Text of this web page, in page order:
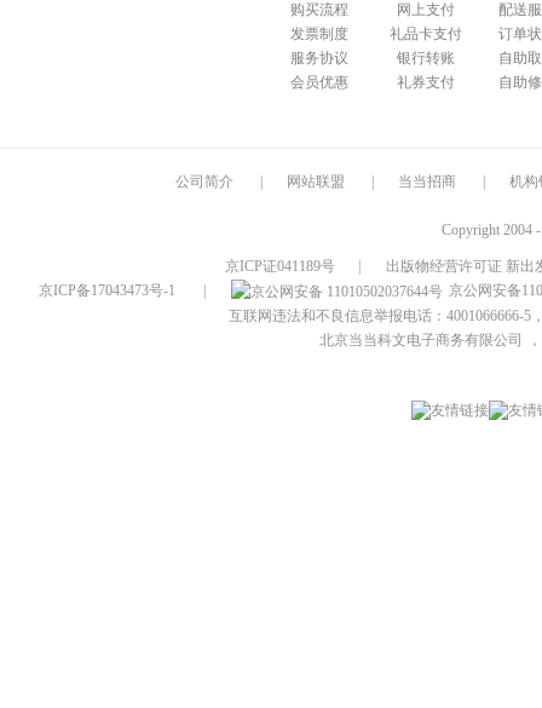
购买流程
发票制度
服务协议
会员优惠
网上支付
礼品卡支付
银行转账
礼券支付
配送
订单
自助
自助
公司简介 网站联盟 当当招商 机构
Copyright 2004
京ICP证041189号
出版物经营许可证 新出
京ICP备17043473号-1
京公网安备
互联网违法和不良信息举报电话：4001066666-5
北京当当科文电子商务有限公司